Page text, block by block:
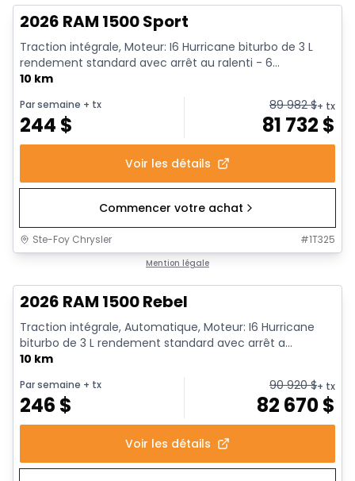
2026 RAM 1500 Sport
Traction intégrale, Moteur: I6 Hurricane biturbo de 3 L
rendement standard avec arrêt au ralenti - 6...
10 km
Par semaine + tx
244 $
89 982$+ tx
81 732 $
Voir les détails
Commencer votre achat
Ste-Foy Chrysler #1T325
Mention légale
2026 RAM 1500 Rebel
Traction intégrale, Automatique, Moteur: I6 Hurricane
biturbo de 3 L rendement standard avec arrêt a...
10 km
Par semaine + tx
246 $
90 920$+ tx
82 670$
Voir les détails